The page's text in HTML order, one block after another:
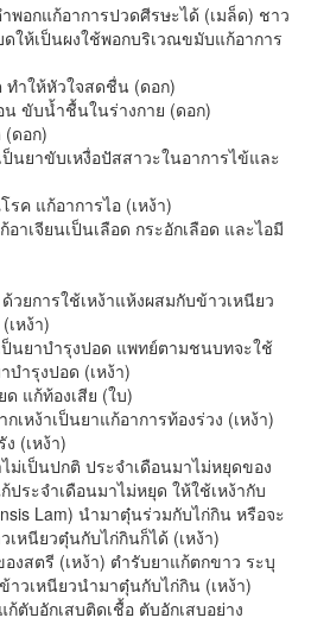
พอกแก้อาการปวดศีรษะได้ (เมล็ด) ชาว
ให้เป็นผงใช้พอกบริเวณขมับแก้อาการ
ทำให้หัวใจสดชื่น (ดอก)
ขับน้ำชื้นในร่างกาย (ดอก)
ดอก)
ป็นยาขับเหงื่อปัสสาวะในอาการไข้และ
ค แก้อาการไอ (เหง้า)
าเจียนเป็นเลือด กระอักเลือด และไอมี
วยการใช้เหง้าแห้งผสมกับข้าวเหนียว
หง้า)
ป็นยาบำรุงปอด แพทย์ตามชนบทจะใช้
บำรุงปอด (เหง้า)
แก้ท้องเสีย (ใบ)
เหง้าเป็นยาแก้อาการท้องร่วง (เหง้า)
(เหง้า)
ม่เป็นปกติ ประจำเดือนมาไม่หยุดของ
ประจำเดือนมาไม่หยุด ให้ใช้เหง้ากับ
Lam) นำมาตุ๋นร่วมกับไก่กิน หรือจะ
เหนียวตุ๋นกับไก่กินก็ได้ (เหง้า)
งสตรี (เหง้า) ตำรับยาแก้ตกขาว ระบุ
าวเหนียวนำมาตุ๋นกับไก่กิน (เหง้า)
ตับอักเสบติดเชื้อ ตับอักเสบอย่าง